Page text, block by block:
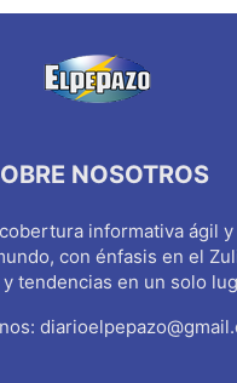
NOSOTROS
informativa ágil
con énfasis en el
tendencias en un solo